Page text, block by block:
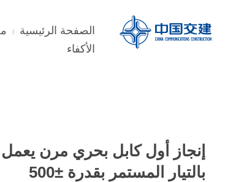
الصفحة الرئيسية
الأكفاء
إنجاز أول كابل بحري مرن يعمل
بالتيار المستمر بقدرة ±500